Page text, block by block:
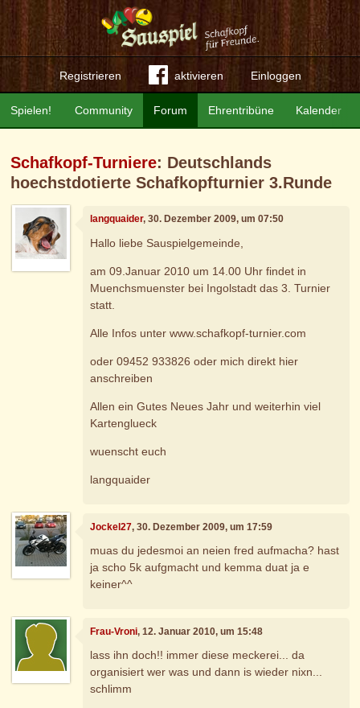
Registrieren aktivieren Einloggen
Community Forum Ehrentribüne Kalender
Spielen!
Schafkopf-Turniere: Deutschlands
hoechstdotierte Schafkopfturnier 3.Runde
langquaider, 30. Dezember 2009, um 07:50
Hallo liebe Sauspielgemeinde,
am 09.Januar 2010 um 14.00 Uhr findet in
Muenchsmuenster bei Ingolstadt das 3. Turnier
statt.
Alle Infos unter www.schafkopf-turnier.com
oder 09452 933826 oder mich direkt hier
anschreiben
Allen ein Gutes Neues Jahr und weiterhin viel
Kartenglueck
wuenscht euch
langquaider
Jockel27, 30. Dezember 2009, um 17:59
muas du jedesmoi an neien fred aufmacha? hast
ja scho 5k aufgmacht und kemma duat ja e
keiner^^
Frau-Vroni, 12. Januar 2010, um 15:48
lass ihn doch!! immer diese meckerei... da
organisiert wer was und dann is wieder nixn...
schlimm